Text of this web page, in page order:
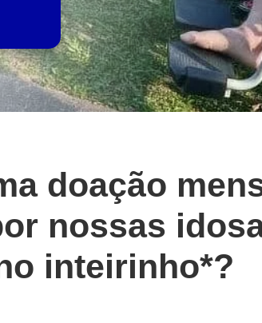
doação
nossas
inteirinho*?